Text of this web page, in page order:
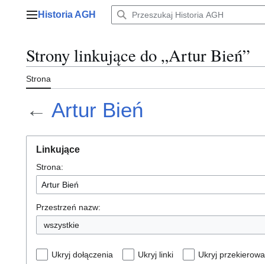
Menu główne
Historia AGH
Strony linkujące do „Artur Bień”
Strona
← Artur Bień
Linkujące
Strona:
Przestrzeń nazw:
wszystkie
Ukryj dołączenia Ukryj linki Ukryj